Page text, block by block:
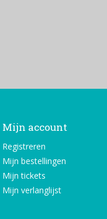
Mijn account
Registreren
Mijn bestellingen
Mijn tickets
Mijn verlanglijst